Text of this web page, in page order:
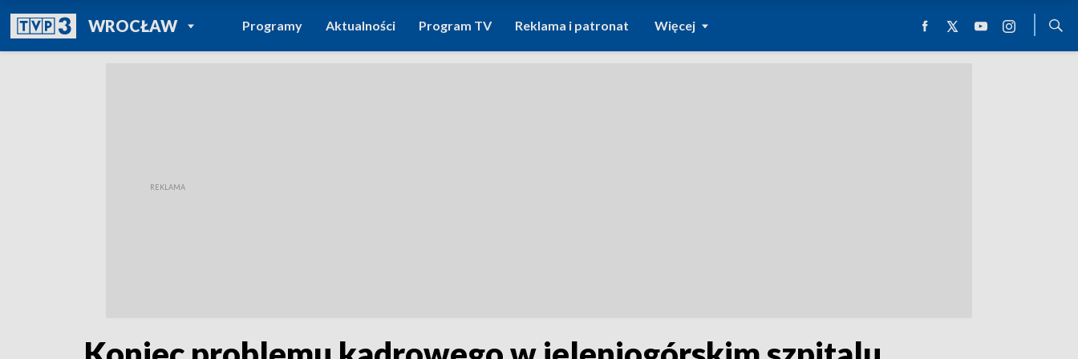
WROCŁAWPOWRÓT DO
TVP REGIONY
Programy Aktualności Program TV Reklama i patronat Więcej